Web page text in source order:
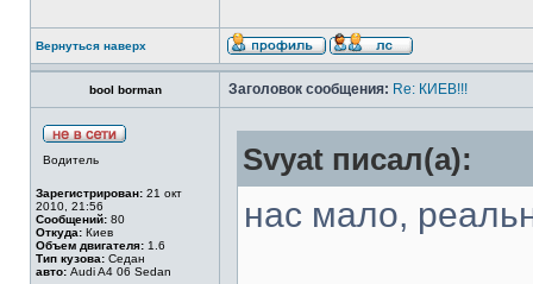
Вернуться наверх
bool borman Заголовок сообщения: Re: КИЕВ!!!
Водитель
Зарегистрирован: 21 окт
2010, 21:56
Сообщений: 80
Откуда: Киев
Объем двигателя: 1.6
Тип кузова: Седан
авто: Audi A4 06 Sedan
Svyat писал(а):
нас мало,